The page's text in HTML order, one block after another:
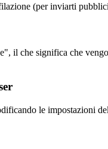
(per inviarti
il che significa che
le impostazioni